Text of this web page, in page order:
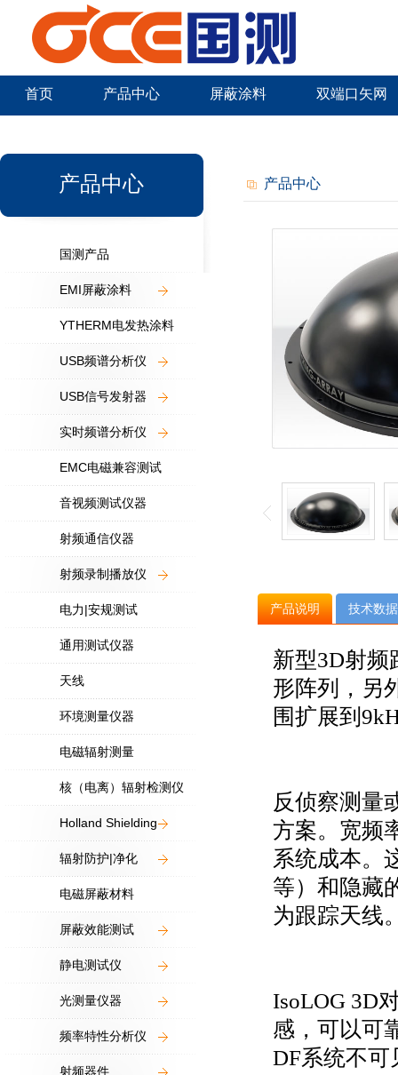
首页 产品中心 屏蔽涂料 双端口矢网
产品中心
国测产品
EMI屏蔽涂料
YTHERM电发热涂料
USB频谱分析仪
USB信号发射器
实时频谱分析仪
EMC电磁兼容测试
音视频测试仪器
射频通信仪器
射频录制播放仪
电力|安规测试
通用测试仪器
天线
环境测量仪器
电磁辐射测量
核（电离）辐射检测仪
Holland Shielding
辐射防护|净化
电磁屏蔽材料
屏蔽效能测试
静电测试仪
光测量仪器
频率特性分析仪
射频器件
产品中心
产品说明 技术数据
新型3D射频
形阵列，另
围扩展到
反侦察测量
方案。宽频
系统成本。
等）和隐藏
为跟踪天线
IsoLOG 3D
感，可以可
DF系统不可